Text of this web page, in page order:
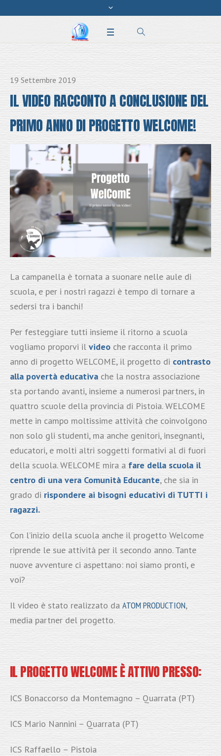
19 Settembre 2019
IL VIDEO RACCONTO A CONCLUSIONE DEL
PRIMO ANNO DI PROGETTO WELCOME!
La campanella è tornata a suonare nelle aule di
scuola, e per i nostri ragazzi è tempo di tornare a
sedersi tra i banchi!
Per festeggiare tutti insieme il ritorno a scuola
vogliamo proporvi il videoche racconta il primo
anno di progetto WELCOME, il progetto dicontrasto
alla povertà educativache la nostra associazione
sta portando avanti, insieme a numerosi partners, in
quattro scuole della provincia di Pistoia. WELCOME
mette in campo moltissime attività che coinvolgono
non solo gli studenti, ma anche genitori, insegnanti,
educatori, e molti altri soggetti formativi al di fuori
della scuola. WELCOME mira a fare della scuola il
centro di una vera Comunità Educante, che sia in
grado dirispondere ai bisogni educativi di TUTTI i
ragazzi.
Con l’inizio della scuola anche il progetto Welcome
riprende le sue attività per il secondo anno. Tante
nuove avventure ci aspettano: noi siamo pronti, e
voi?
Il video è stato realizzato da ATOM PRODUCTION,
media partner del progetto.
IL PROGETTOWELCOMEÈ ATTIVO PRESSO:
ICS Bonaccorso da Montemagno – Quarrata (PT)
ICS Mario Nannini – Quarrata (PT)
ICS Raffaello – Pistoia